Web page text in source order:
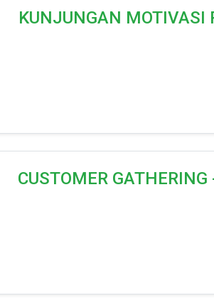
KUNJUNGAN MOTIVASI
CUSTOMER